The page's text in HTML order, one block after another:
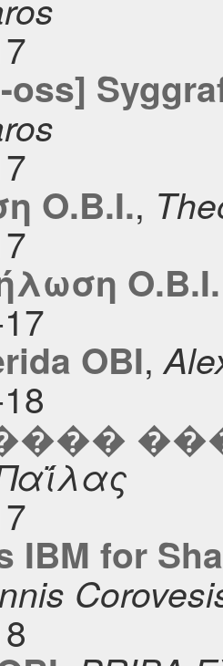
oss]
Ο.Β.Ι.,
Ο.Β.Ι.
OBI,
IBM for